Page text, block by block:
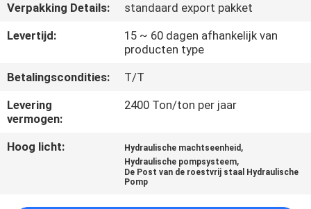
KWALITEITSCONTROLE
NEEM
CONTACT
MET
ONS
Verpakking Details:
standaard export pakket
Levertijd:
15 ~ 60 dagen afhankelijk van
producten type
Betalingscondities:
T/T
Levering
vermogen:
2400 Ton/ton per jaar
Hoog licht: Hydraulische machtseenheid ,
Hydraulische pompsysteem,
De Post van de roestvrij staal Hydraulische
Pomp